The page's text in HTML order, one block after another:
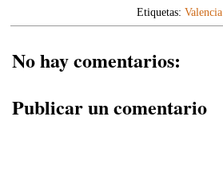
Etiquetas: Valencia
No hay comentarios:
Publicar un comentario